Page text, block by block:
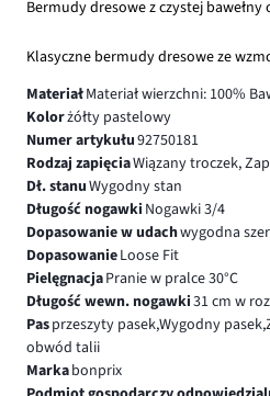
Bermudy dresowe z czystej
Klasyczne bermudy dresowe ze
MateriałMateriał wierzchni: 100%
Kolorżółty pastelowy
Numer artykułu92750181
Rodzaj zapięciaWiązany troczek,
Dł. stanuWygodny stan
Długość nogawki Nogawki 3/4
Dopasowanie w udachwygodna
DopasowanieLoose Fit
PielęgnacjaPranie w pralce 30°C
Długość wewn. nogawki31 cm w
Pasprzeszyty pasek,Wygodny
obwód talii
Markabonprix